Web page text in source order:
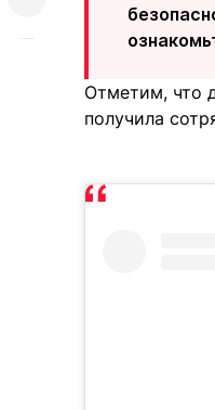
Отметим, что
получила